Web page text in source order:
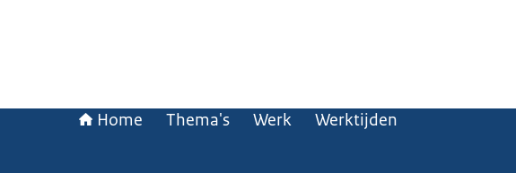
Home Thema's Werk Werktijden